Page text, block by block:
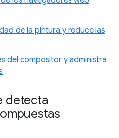
de la pintura y reduce las
del compositor y administra
detecta